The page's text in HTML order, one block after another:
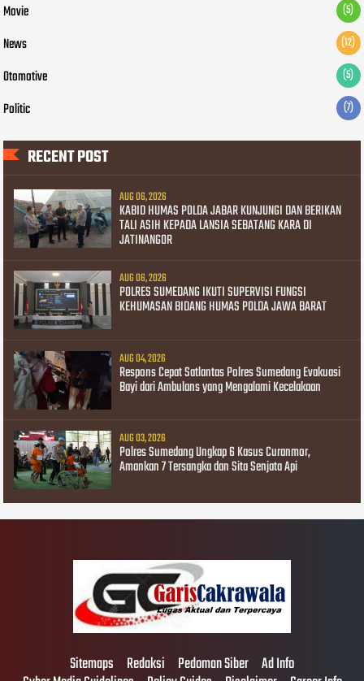
Movie (5)
News (12)
Otomotive (5)
Politic (7)
RECENT POST
AUG 06, 2026
KABID HUMAS POLDA JABAR KUNJUNGI DAN BERIKAN
TALI ASIH KEPADA LANSIA SEBATANG KARA DI
JATINANGOR
AUG 06, 2026
POLRES SUMEDANG IKUTI SUPERVISI FUNGSI
KEHUMASAN BIDANG HUMAS POLDA JAWA BARAT
AUG 04, 2026
Respons Cepat Satlantas Polres Sumedang Evakuasi
Bayi dari Ambulans yang Mengalami Kecelakaan
AUG 03, 2026
Polres Sumedang Ungkap 6 Kasus Curanmor,
Amankan 7 Tersangka dan Sita Senjata Api
Sitemaps Redaksi Pedoman Siber Ad Info